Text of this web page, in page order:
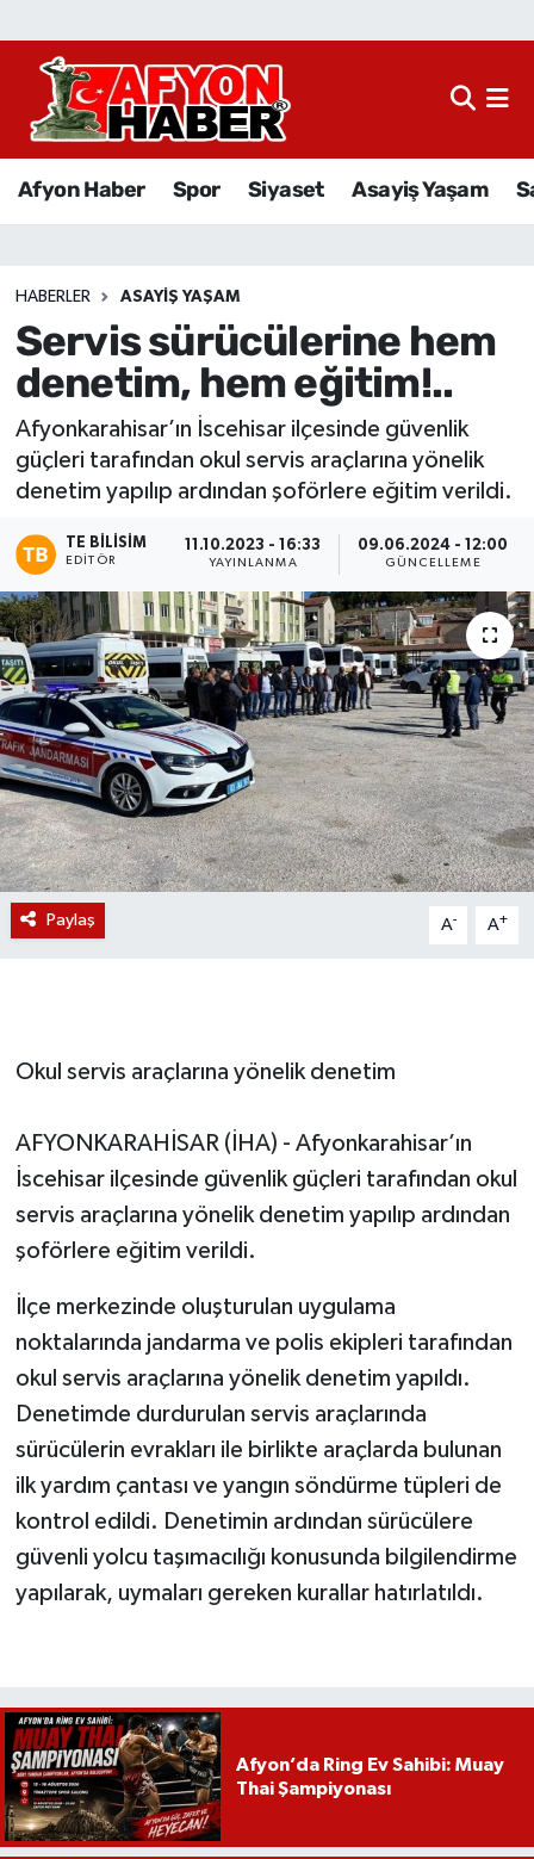
Afyon Haber Spor Siyaset Asayiş Yaşam
HABERLER ASAYIŞ YAŞAM
Servis sürücülerine hem
denetim, hem eğitim!..
Afyonkarahisar’ın İscehisar ilçesinde güvenlik
güçleri tarafından okul servis araçlarına yönelik
denetim yapılıp ardından şoförlere eğitim verildi.
TE BILISIM
EDITÖR
11.10.2023 - 16:33
YAYINLANMA
09.06.2024 - 12:00
GÜNCELLEME
Paylaş A- A+
Okul servis araçlarına yönelik denetim
AFYONKARAHİSAR (İHA) - Afyonkarahisar’ın
İscehisar ilçesinde güvenlik güçleri tarafından okul
servis araçlarına yönelik denetim yapılıp ardından
şoförlere eğitim verildi.
İlçe merkezinde oluşturulan uygulama
noktalarında jandarma ve polis ekipleri tarafından
okul servis araçlarına yönelik denetim yapıldı.
Denetimde durdurulan servis araçlarında
sürücülerin evrakları ile birlikte araçlarda bulunan
ilk yardım çantası ve yangın söndürme tüpleri de
kontrol edildi. Denetimin ardından sürücülere
güvenli yolcu taşımacılığı konusunda bilgilendirme
yapılarak, uymaları gereken kurallar hatırlatıldı.
Afyon’da Ring Ev Sahibi: Muay
Thai Şampiyonası
Afyon Haber
Sağlık
Eğitim
Sivil Toplum
Etkinlikler